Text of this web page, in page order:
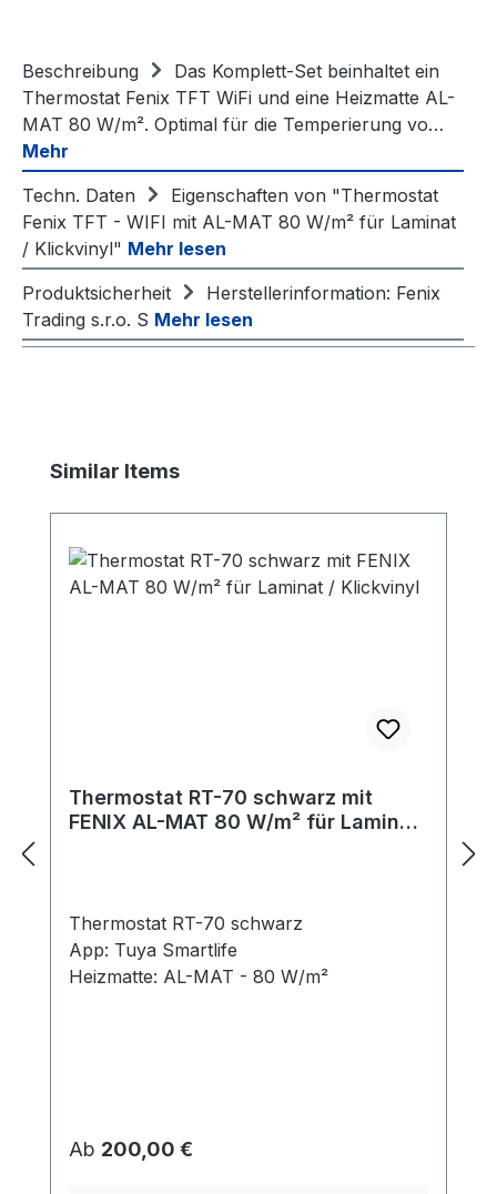
Beschreibung
Das Komplett-Set beinhaltet ein
Thermostat Fenix TFT WiFi und eine Heizmatte AL-
MAT 80 W/m². Optimal für die Temperierung vo…
Mehr
Techn. Daten
Eigenschaften von "Thermostat
Fenix TFT - WIFI mit AL-MAT 80 W/m² für Laminat
/ Klickvinyl" Mehr lesen
Produktsicherheit
Herstellerinformation: Fenix
Trading s.r.o. S Mehr lesen
Produktgalerie überspringen
Similar Items
Thermostat RT-70 schwarz mit
FENIX AL-MAT 80 W/m² für Laminat
Thermostat RT-70 schwarz
App: Tuya Smartlife
Heizmatte: AL-MAT - 80 W/m²
Regulärer Preis:
Ab 200,00 €